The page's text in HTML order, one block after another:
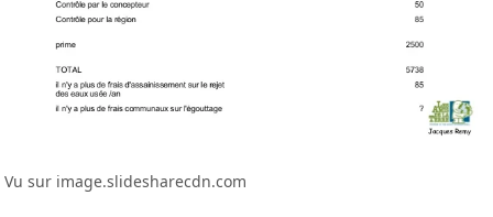
Vu sur image.slidesharecdn.com